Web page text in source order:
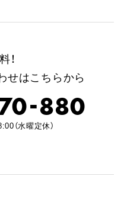
！
せはこちらから
-880
（水曜定休）